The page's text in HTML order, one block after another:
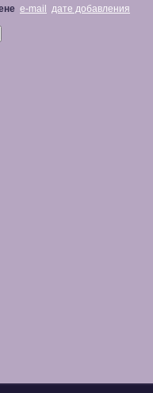
e-mail дате добавления